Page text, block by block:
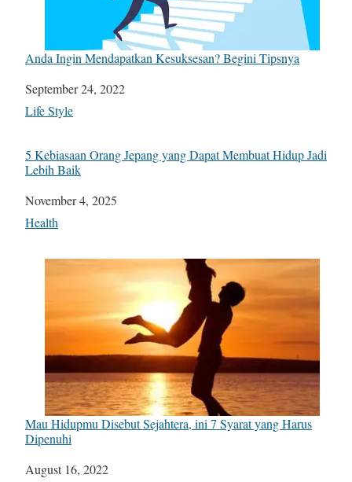
Anda Ingin Mendapatkan Kesuksesan? Begini Tipsnya
Date
September 24, 2022
In relation to
Life Style
5 Kebiasaan Orang Jepang yang Dapat Membuat Hidup Jadi
Lebih Baik
Date
November 4, 2025
In relation to
Health
Mau Hidupmu Disebut Sejahtera, ini 7 Syarat yang Harus
Dipenuhi
Date
August 16, 2022